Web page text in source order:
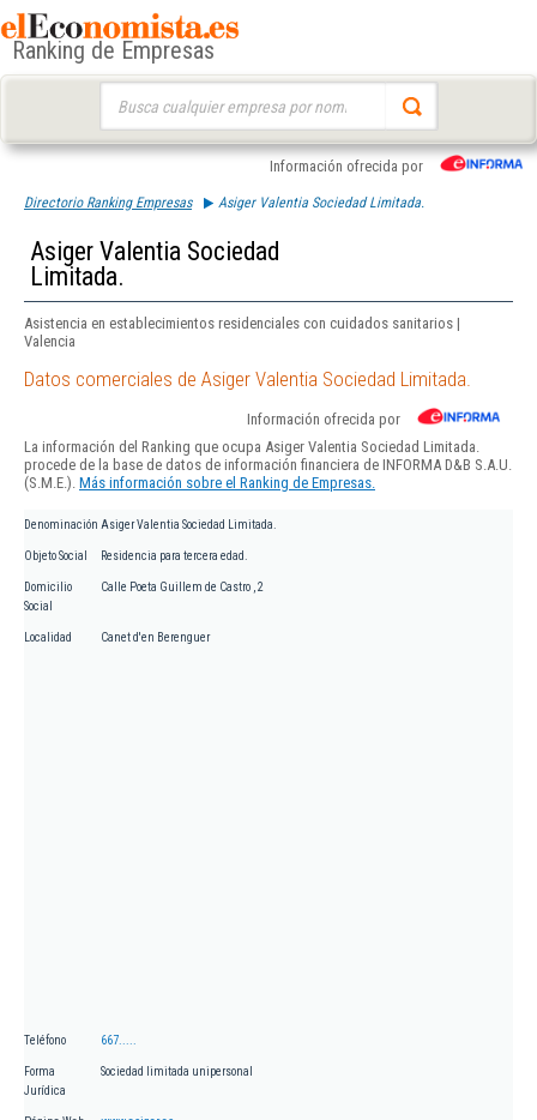
Ranking de Empresas
Información ofrecida por
Directorio Ranking Empresas Asiger Valentia Sociedad Limitada.
Asiger Valentia Sociedad
Limitada.
Asistencia en establecimientos residenciales con cuidados sanitarios |
Valencia
Datos comerciales de Asiger Valentia Sociedad Limitada.
Información ofrecida por
La información del Ranking que ocupa Asiger Valentia Sociedad Limitada.
procede de la base de datos de información financiera de INFORMA D&B S.A.U.
(S.M.E.). Más información sobre el Ranking de Empresas.
Denominación Asiger Valentia Sociedad Limitada.
Objeto Social Residencia para tercera edad.
Domicilio
Social
Calle Poeta Guillem de Castro , 2
Localidad Canet d'en Berenguer
Teléfono 667.....
Forma
Jurídica
Sociedad limitada unipersonal